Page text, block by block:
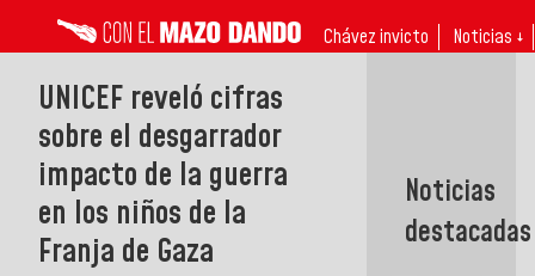
Chávez invicto Noticias ↓
UNICEF reveló cifras
sobre el desgarrador
impacto de la guerra
en los niños de la
Franja de Gaza
Noticias
destacadas